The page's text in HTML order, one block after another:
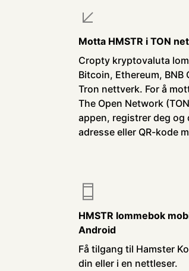
Motta HMSTR i TON
Cropty kryptovaluta
Bitcoin, Ethereum, BNB
Tron nettverk. For å
The Open Network
appen, registrer deg
adresse eller QR-kode
HMSTR lommebok
Android
Få tilgang til Hamster
din eller i en nettleser.